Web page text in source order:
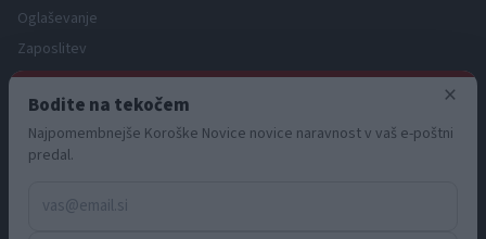
Oglaševanje
Zaposlitev
Pravno obvestilo
Zasebnost in piškotki
Storitve
Pogoji uporabe
×
Bodite na tekočem
Najpomembnejše Koroške Novice novice naravnost v vaš e-poštni
predal.